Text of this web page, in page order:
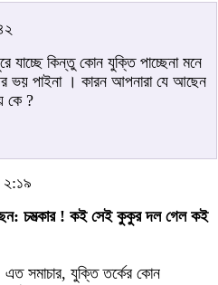
যাচ্ছে কিন্তু কোন যুক্তি পাচ্ছেনা মনে
পাইনা । কারন আপনারা যে আছেন
কে ?
২:১৯
চমত্‍কার ! কই সেই কুকুর দল গেল কই
সমাচার, যুক্তি তর্কের কোন